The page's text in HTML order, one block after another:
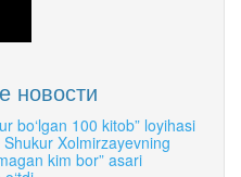
новости
bo‘lgan 100 kitob” loyihasi
Xolmirzayevning
kim bor” asari